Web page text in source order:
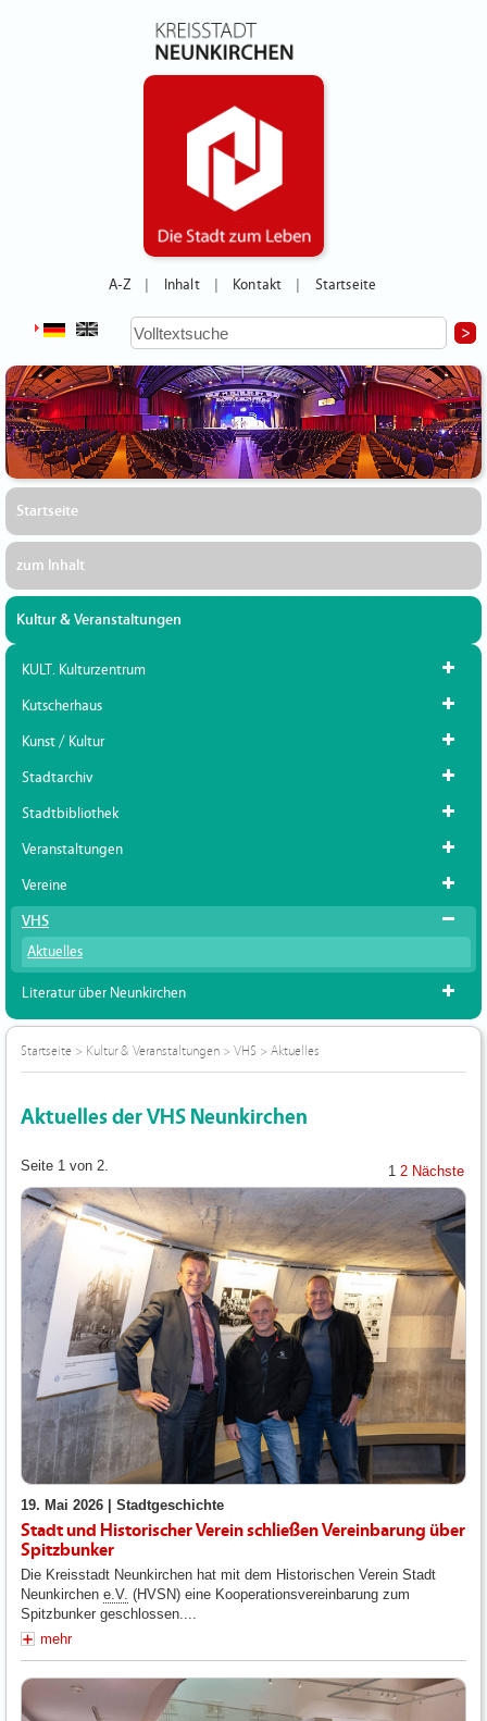
A-Z Inhalt Kontakt Startseite
Startseite
zum Inhalt
Kultur & Veranstaltungen
KULT. Kulturzentrum
Kutscherhaus
Kunst / Kultur
Stadtarchiv
Stadtbibliothek
Veranstaltungen
Vereine
VHS
Aktuelles
Literatur über Neunkirchen
Startseite > Kultur & Veranstaltungen > VHS > Aktuelles
Aktuelles der VHS Neunkirchen
Seite 1 von 2. 1 2 Nächste
19. Mai 2026 | Stadtgeschichte
Stadt und Historischer Verein schließen Vereinbarung über
Spitzbunker
Die Kreisstadt Neunkirchen hat mit dem Historischen Verein Stadt
Neunkirchen e.V. (HVSN) eine Kooperationsvereinbarung zum
Spitzbunker geschlossen....
mehr